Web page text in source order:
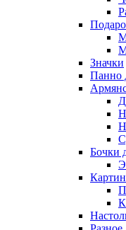
Значки
Панно
Бочки